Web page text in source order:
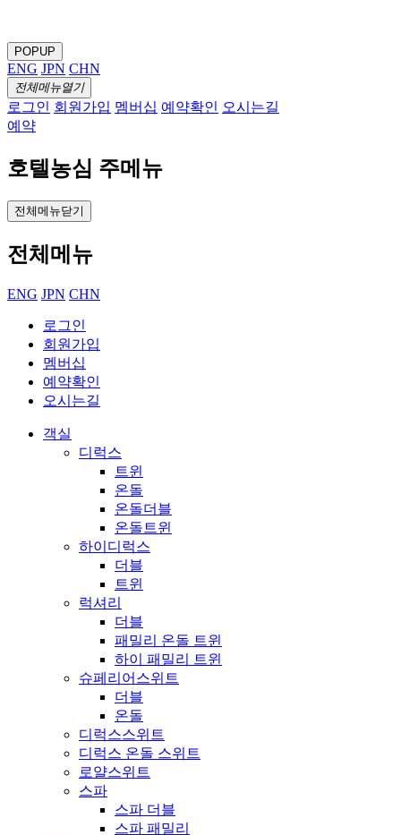
POPUP
ENG JPN CHN
전체메뉴열기
로그인 회원가입 멤버십 예약확인 오시는길
예약
호텔농심 주메뉴
전체메뉴닫기
전체메뉴
ENG JPN CHN
로그인
회원가입
멤버십
예약확인
오시는길
객실
디럭스
트윈
온돌
온돌더블
온돌트윈
하이디럭스
더블
트윈
럭셔리
더블
패밀리 온돌 트윈
하이 패밀리 트윈
슈페리어스위트
더블
온돌
디럭스스위트
디럭스 온돌 스위트
로얄스위트
스파
스파 더블
스파 패밀리